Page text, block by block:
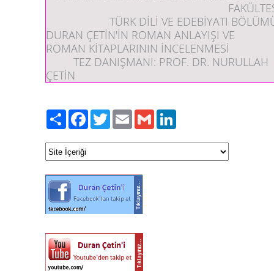
TÜRK DİLİ VE EDEBİYATI
DURAN ÇETİN'İN ROMAN ANLAYIŞI VE
ROMAN KİTAPLARININ İNCELENMESİ
TEZ DANIŞMANI: PROF. DR. NURULLAH
ÇETİN
PaylaşFacebook
TwitterEmailGmail